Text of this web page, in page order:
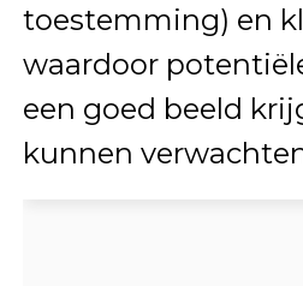
toestemming) en
waardoor
een goed beeld
kunnen